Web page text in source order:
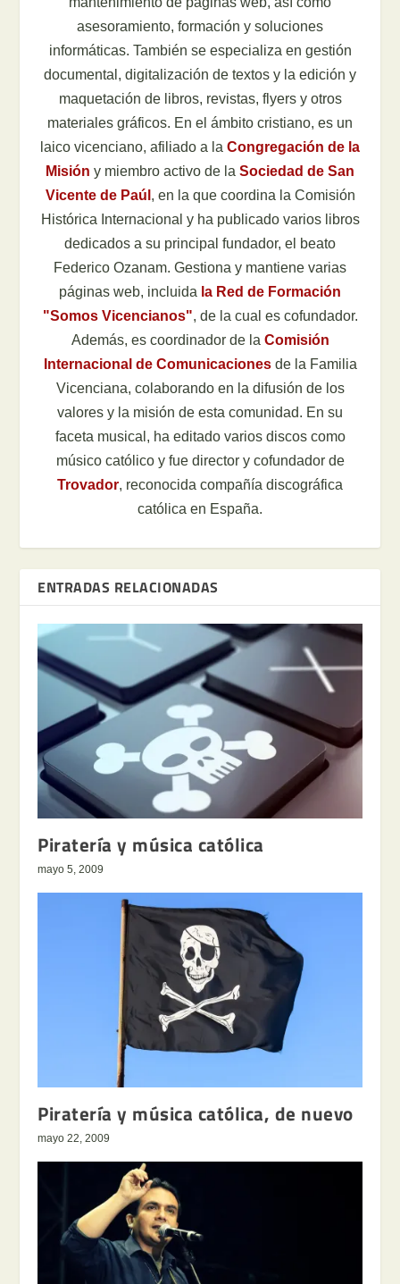
asesoramiento, formación y soluciones
informáticas. También se especializa en gestión
documental, digitalización de textos y la edición y
maquetación de libros, revistas, flyers y otros
materiales gráficos. En el ámbito cristiano, es un
laico vicenciano, afiliado a la Congregación de la
Misión y miembro activo de la Sociedad de San
Vicente de Paúl , en la que coordina la Comisión
Histórica Internacional y ha publicado varios libros
dedicados a su principal fundador, el beato
Federico Ozanam. Gestiona y mantiene varias
páginas web, incluida la Red de Formación
"Somos Vicencianos", de la cual es cofundador.
Además, es coordinador de la Comisión
Internacional de Comunicacionesde la Familia
Vicenciana, colaborando en la difusión de los
valores y la misión de esta comunidad. En su
faceta musical, ha editado varios discos como
músico católico y fue director y cofundador de
Trovador, reconocida compañía discográfica
católica en España.
ENTRADAS RELACIONADAS
Piratería y música católica
mayo 5, 2009
Piratería y música católica, de nuevo
mayo 22, 2009